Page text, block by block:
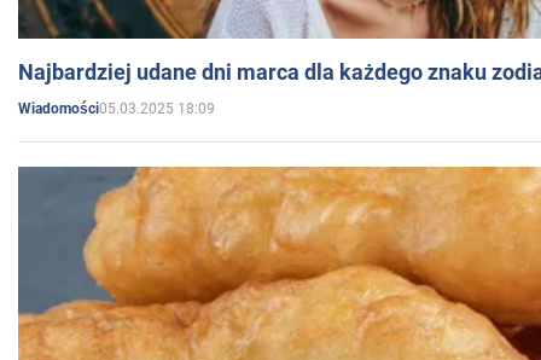
Najbardziej udane dni marca dla każdego znaku
Wiadomości05.03.2025 18:09